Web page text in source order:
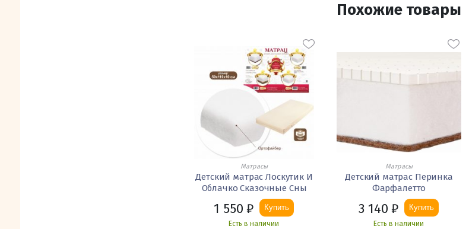
Похожие товары
Матрасы
Детский матрас Лоскутик И
Облачко Сказочные Сны
1 550 ₽ Купить
Есть в наличии
Матрасы
Детский матрас Перинка
Фарфалетто
3 140 ₽ Купить
Есть в наличии